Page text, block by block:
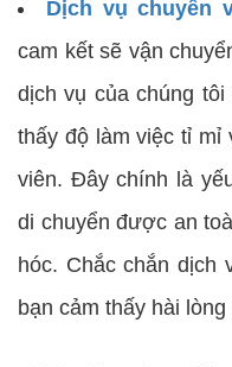
Dịch vụ chuyển
cam kết sẽ vận
dịch vụ của chúng
thấy độ làm việc tỉ mỉ
viên. Đây chính là
di chuyển được an
hóc. Chắc chắn dịch
bạn cảm thấy hài lòng